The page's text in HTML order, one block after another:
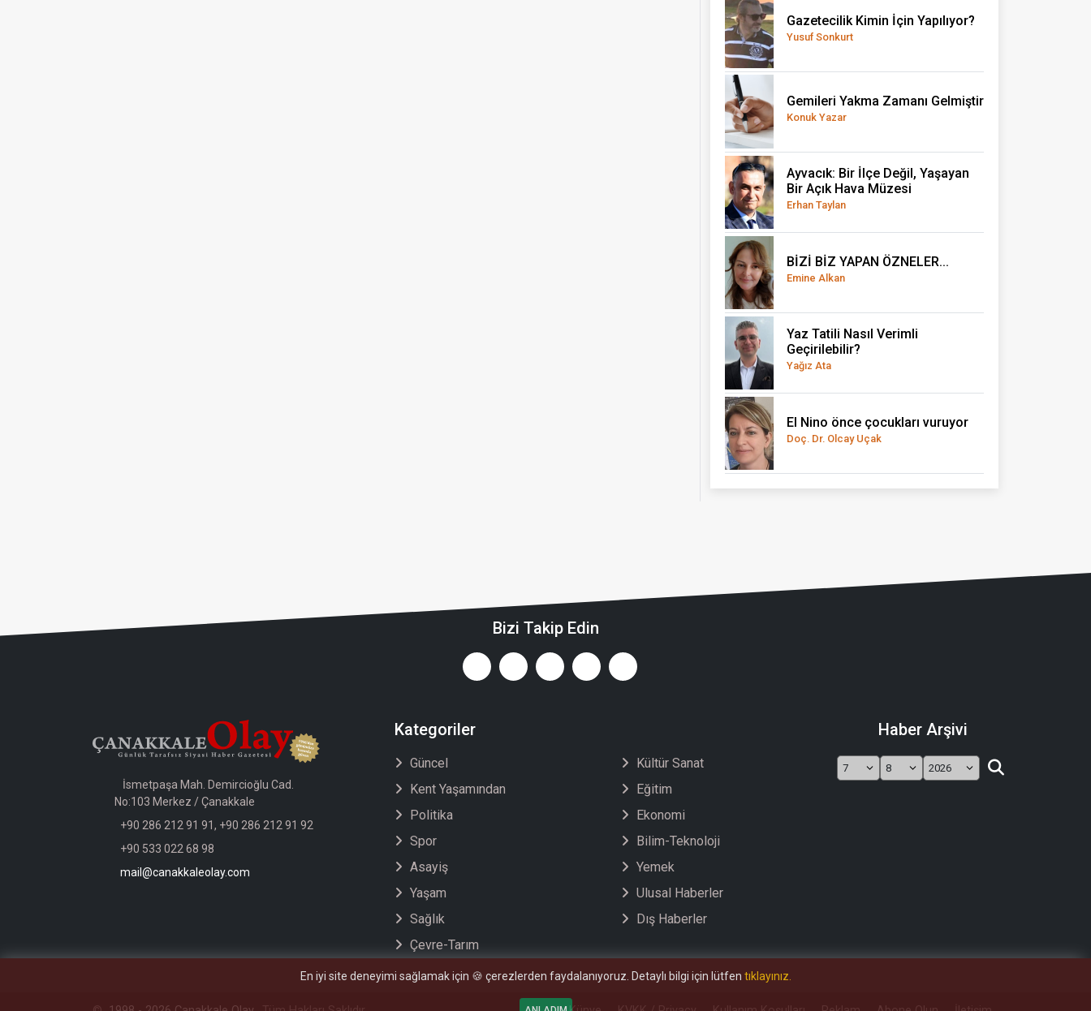
Gazetecilik Kimin İçin Yapılıyor?
Yusuf Sonkurt
Gemileri Yakma Zamanı Gelmiştir
Konuk Yazar
Ayvacık: Bir İlçe Değil, Yaşayan
Bir Açık Hava Müzesi
Erhan Taylan
BİZİ BİZ YAPAN ÖZNELER...
Emine Alkan
Yaz Tatili Nasıl Verimli
Geçirilebilir?
Yağız Ata
El Nino önce çocukları vuruyor
Doç. Dr. Olcay Uçak
Bizi Takip Edin
İsmetpaşa Mah. Demircioğlu Cad.
No:103 Merkez / Çanakkale
+90 286 212 91 91, +90 286 212 91 92
+90 533 022 68 98
mail@canakkaleolay.com
Kategoriler
Güncel
Kent Yaşamından
Politika
Spor
Asayiş
Yaşam
Sağlık
Çevre-Tarım
Kültür Sanat
Eğitim
Ekonomi
Bilim-Teknoloji
Yemek
Ulusal Haberler
Dış Haberler
Haber Arşivi
En iyi site deneyimi sağlamak için 🍪 çerezlerden faydalanıyoruz. Detaylı bilgi için lütfen tıklayınız.